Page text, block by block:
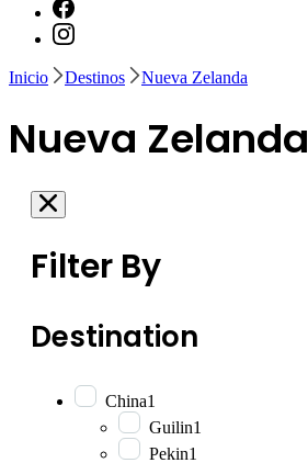
Inicio Destinos Nueva Zelanda
Nueva Zelanda
Filter By
Destination
China1
Guilin1
Pekin1